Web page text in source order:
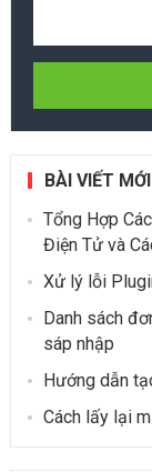
BÀI VIẾT MỚI
Tổng Hợp
Điện Tử và
Xử lý lỗi
Danh sách
sáp nhập
Hướng dẫn
Cách lấy lại